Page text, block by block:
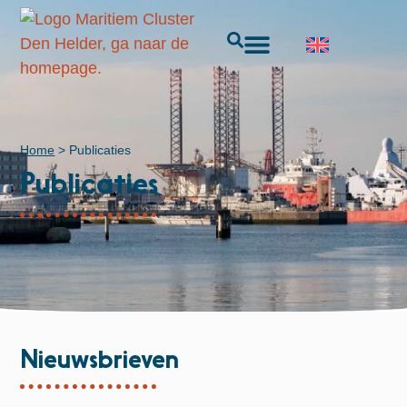
Home > Publicaties
Publicaties
Nieuwsbrieven